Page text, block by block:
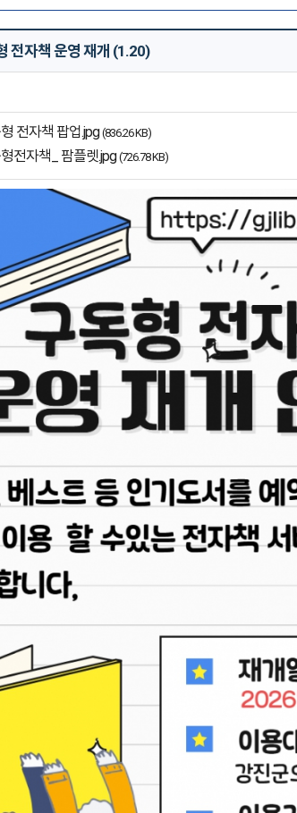
전자책 운영 재개 (1.20)
전자책 팝업.jpg(836.26 KB)
전자책_ 팜플렛.jpg (726.78 KB)